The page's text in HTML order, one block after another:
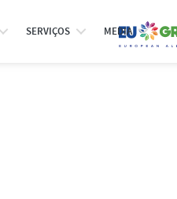
SERVIÇOS MEDIA